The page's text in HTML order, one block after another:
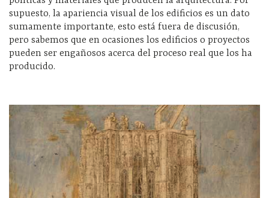
supuesto, la apariencia visual de los edificios es un dato
sumamente importante, esto está fuera de discusión,
pero sabemos que en ocasiones los edificios o proyectos
pueden ser engañosos acerca del proceso real que los ha
producido.